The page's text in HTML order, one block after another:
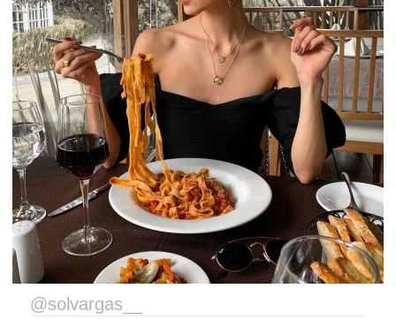
@solvargas__